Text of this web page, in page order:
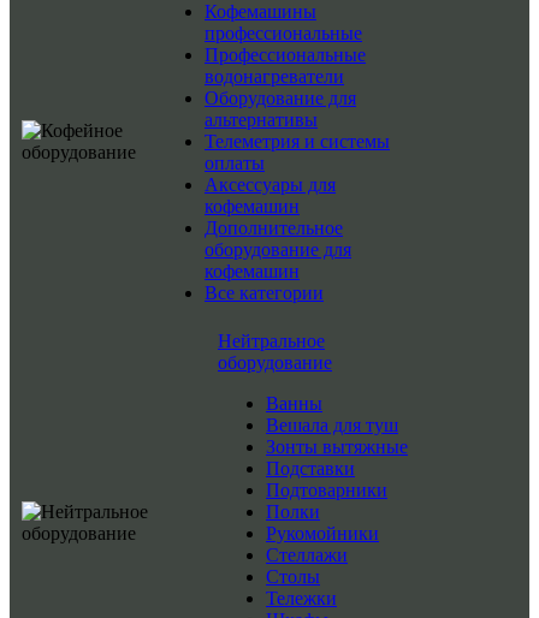
Кофемашины
профессиональные
Профессиональные
водонагреватели
Оборудование для
альтернативы
Телеметрия и системы
оплаты
Аксессуары для
кофемашин
Дополнительное
оборудование для
кофемашин
Все категории
Нейтральное
оборудование
Ванны
Вешала для туш
Зонты вытяжные
Подставки
Подтоварники
Полки
Рукомойники
Стеллажи
Столы
Тележки